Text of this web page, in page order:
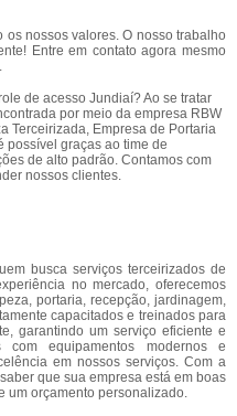
nossos valores. O nosso trabalho
Entre em contato agora mesmo
de acesso Jundiaí? Ao se tratar
por meio da empresa RBW
Terceirizada, Empresa de Portaria
possível graças ao time de
de alto padrão. Contamos com
nossos clientes.
busca serviços terceirizados de
no mercado, oferecemos
portaria, recepção, jardinagem,
capacitados e treinados para
garantindo um serviço eficiente e
com equipamentos modernos e
em nossos serviços. Com a
que sua empresa está em boas
um orçamento personalizado.